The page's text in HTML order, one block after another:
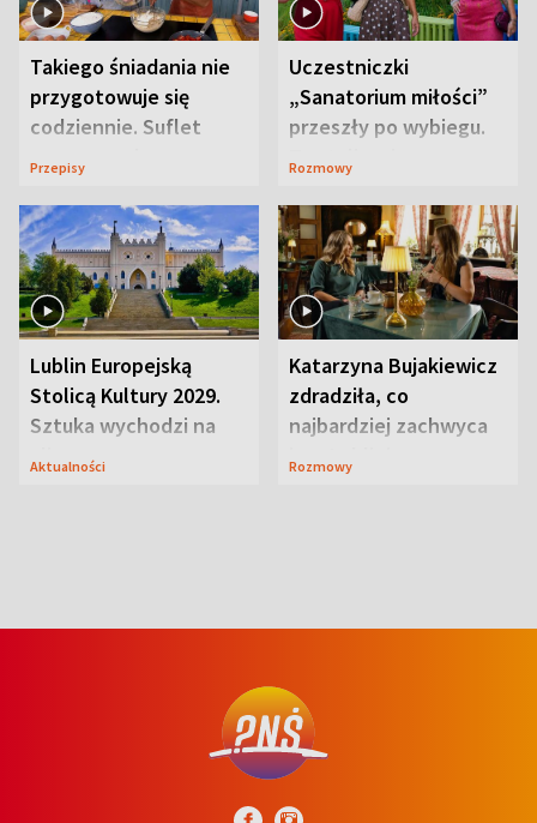
Takiego śniadania nie
przygotowuje się
codziennie. Suflet
serowy zachwyca
Przepisy
Uczestniczki
„Sanatorium miłości”
przeszły po wybiegu.
Te stylizacje
Rozmowy
Lublin Europejską
Stolicą Kultury 2029.
Sztuka wychodzi na
ulice
Aktualności
Katarzyna Bujakiewicz
zdradziła, co
najbardziej zachwyca
ją w Lublinie
Rozmowy